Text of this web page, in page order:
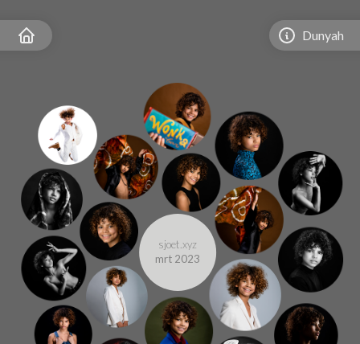
sjoet.xyz
mrt 2023
Dunyah